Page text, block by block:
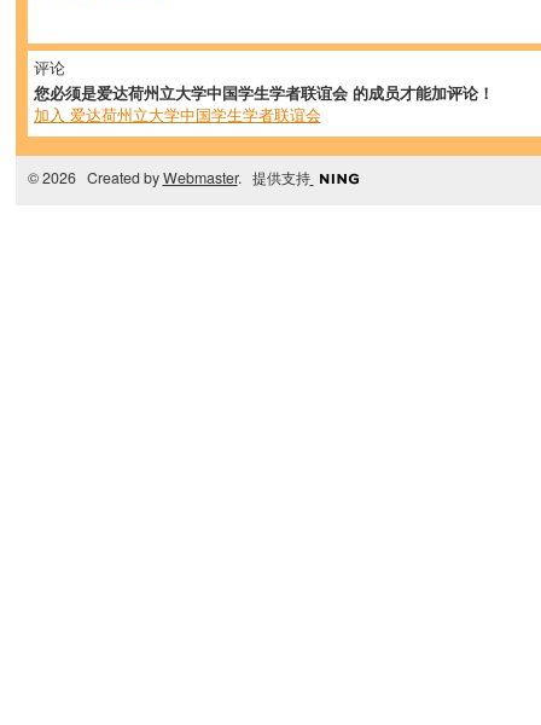
评论
您必须是爱达荷州立大学中国学生学者联谊会 的成员才能加评论！
加入 爱达荷州立大学中国学生学者联谊会
© 2026 Created byWebmaster. 提供支持